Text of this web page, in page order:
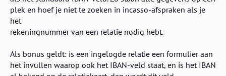
plek en hoef je niet te zoeken in incasso-afspraken als je
het
rekeningnummer van een relatie nodig hebt.
Als bonus geldt: is een ingelogde relatie een formulier aan
het invullen waarop ook het IBAN-veld staat, en is het IBAN